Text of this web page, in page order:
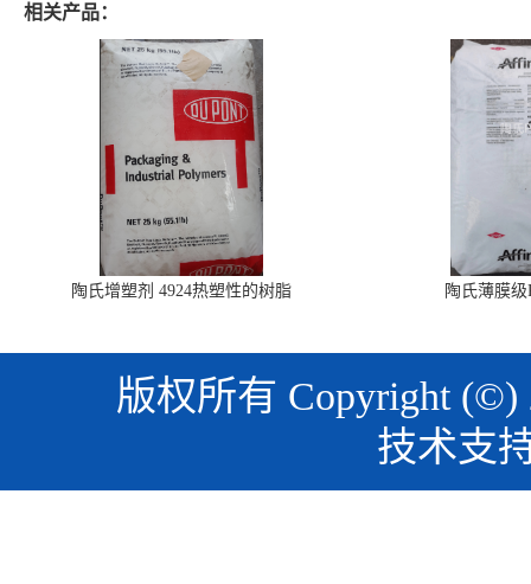
相关产品：
陶氏增塑剂 4924热塑性的树脂 陶氏薄膜级
版权所有 Copyright
技术支